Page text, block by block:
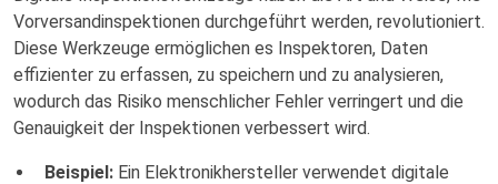
Vorversandinspektionen durchgeführt werden, revolutioniert.
Diese Werkzeuge ermöglichen es Inspektoren, Daten
effizienter zu erfassen, zu speichern und zu analysieren,
wodurch das Risiko menschlicher Fehler verringert und die
Genauigkeit der Inspektionen verbessert wird.
Beispiel: Ein Elektronikhersteller verwendet digitale